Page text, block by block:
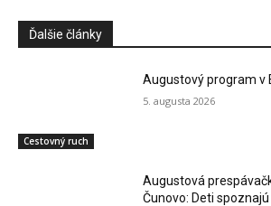
Ďalšie články
Cestovný ruch
Augustový program v
5. augusta 2026
Augustová
Čunovo: Deti